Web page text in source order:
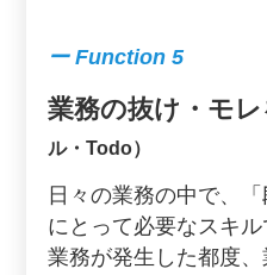
ー Function 5
業務の抜け・モレ
ル・Todo）
日々の業務の中で、
にとって必要なスキル
業務が発生した都度